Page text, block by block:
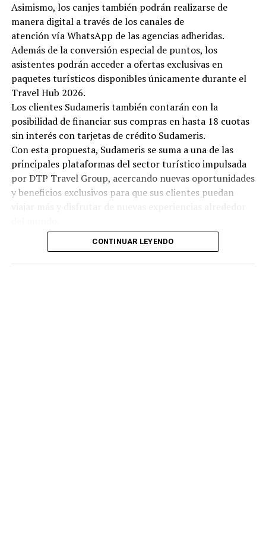
Asimismo, los canjes también podrán realizarse de
manera digital a través de los canales de
atención vía WhatsApp de las agencias adheridas.
Además de la conversión especial de puntos, los
asistentes podrán acceder a ofertas exclusivas en
paquetes turísticos disponibles únicamente durante el
Travel Hub 2026.
Los clientes Sudameris también contarán con la
posibilidad de financiar sus compras en hasta 18 cuotas
sin interés con tarjetas de crédito Sudameris.
Con esta propuesta, Sudameris se suma a una de las
principales plataformas del sector turístico impulsada
por DTP Travel Group, acercando nuevas oportunidades
y beneficios exclusivos para que sus clientes puedan
CONTINUAR LEYENDO